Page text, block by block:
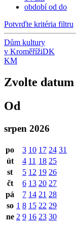
období od do
Potvrďte kritéria filtru
Dům kultury
v KroměřížiDK
KM
Zvolte datum
Od
srpen 2026
po 3 10 17 24 31
út
4 11 18 25
st
5 12 19 26
čt
6 13 20 27
pá
7 14 21 28
so 1 8 15 22 29
ne 2 9 16 23 30